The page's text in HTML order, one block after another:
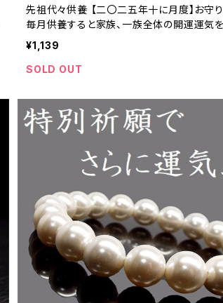
先祖代々供養 【二〇二五年十に月度】お守
毎月供養すると家族、一族全体の開運運気
す。
¥1,139
SOLD OUT